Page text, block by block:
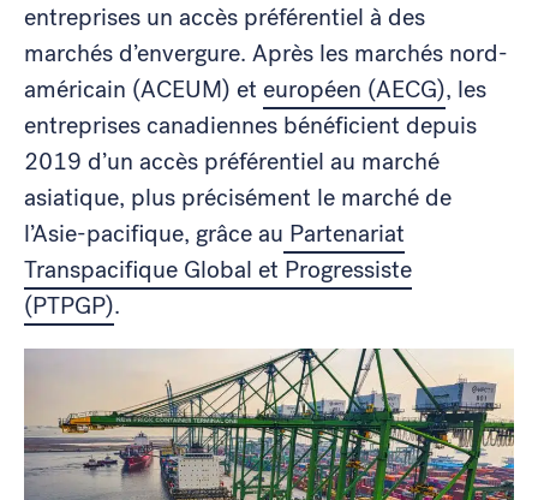
entreprises un accès préférentiel à des
marchés d’envergure. Après les marchés nord-
américain (ACEUM) et européen (AECG), les
entreprises canadiennes bénéficient depuis
2019 d’un accès préférentiel au marché
asiatique, plus précisément le marché de
l’Asie-pacifique, grâce au Partenariat
Transpacifique Global et Progressiste
(PTPGP).